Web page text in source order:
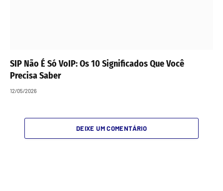
SIP Não É Só VoIP: Os 10 Significados Que Você
Precisa Saber
12/05/2026
DEIXE UM COMENTÁRIO